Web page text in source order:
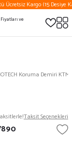
Ücretsiz Kargo (15 Desiye
Koruma Demiri
890
Taksit Seçenekleri